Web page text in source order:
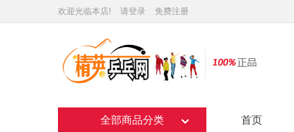
欢迎光临本店! 请登录 免费注册
全部商品分类 首页